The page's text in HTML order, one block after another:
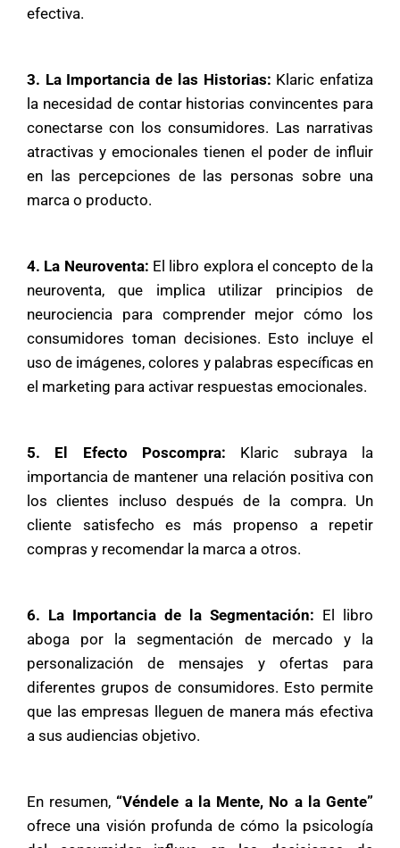
efectiva.
3. La Importancia de las Historias: Klaric enfatiza
la necesidad de contar historias convincentes para
conectarse con los consumidores. Las narrativas
atractivas y emocionales tienen el poder de influir
en las percepciones de las personas sobre una
marca o producto.
4. La Neuroventa: El libro explora el concepto de la
neuroventa, que implica utilizar principios de
neurociencia para comprender mejor cómo los
consumidores toman decisiones. Esto incluye el
uso de imágenes, colores y palabras específicas en
el marketing para activar respuestas emocionales.
5. El Efecto Poscompra: Klaric subraya la
importancia de mantener una relación positiva con
los clientes incluso después de la compra. Un
cliente satisfecho es más propenso a repetir
compras y recomendar la marca a otros.
6. La Importancia de la Segmentación: El libro
aboga por la segmentación de mercado y la
personalización de mensajes y ofertas para
diferentes grupos de consumidores. Esto permite
que las empresas lleguen de manera más efectiva
a sus audiencias objetivo.
En resumen, “Véndele a la Mente, No a la Gente”
ofrece una visión profunda de cómo la psicología